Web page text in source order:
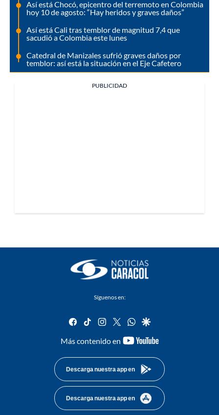
Así está Chocó, epicentro del terremoto en Colombia
hoy 10 de agosto: “Hay heridos y graves daños”
Así está Cali tras temblor de magnitud 7,4 que
sacudió a Colombia este lunes
Catedral de Manizales sufrió graves daños por
temblor: así está la situación en el Eje Cafetero
PUBLICIDAD
Síguenos en:
facebook
tiktok instagram
twitterwhatsapp
google
Más contenido en
youtube-
Descarga nuestra app en
Descarga nuestra app en